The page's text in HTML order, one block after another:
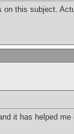
this subject.
it has helped